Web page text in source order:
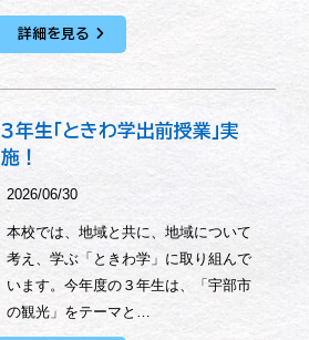
詳細を見る
３年生「ときわ学出前授業」実
施！
2026/06/30
本校では、地域と共に、地域について
考え、学ぶ「ときわ学」に取り組んで
います。今年度の３年生は、「宇部市
の観光」をテーマと…